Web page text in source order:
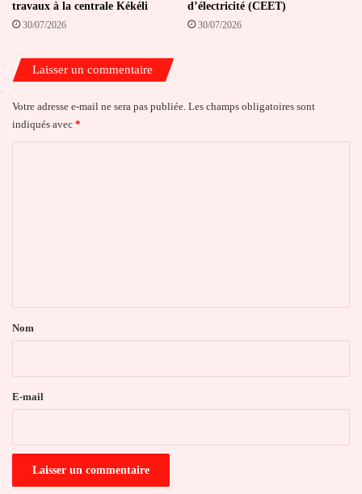
travaux à la centrale Kékéli
30/07/2026
d’électricité (CEET)
30/07/2026
Laisser un commentaire
Votre adresse e-mail ne sera pas publiée. Les champs obligatoires sont
indiqués avec *
a
e
Nom
E-mail